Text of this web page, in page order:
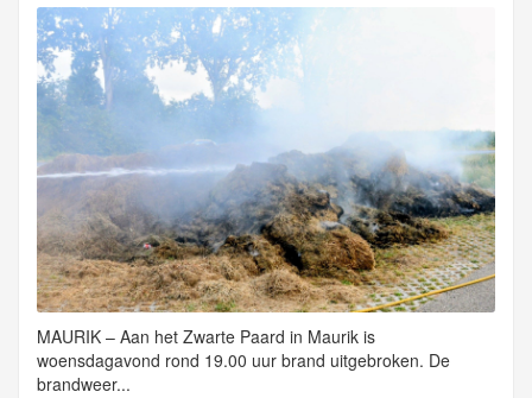
MAURIK – Aan het Zwarte Paard in Maurik is
woensdagavond rond 19.00 uur brand uitgebroken. De
brandweer...